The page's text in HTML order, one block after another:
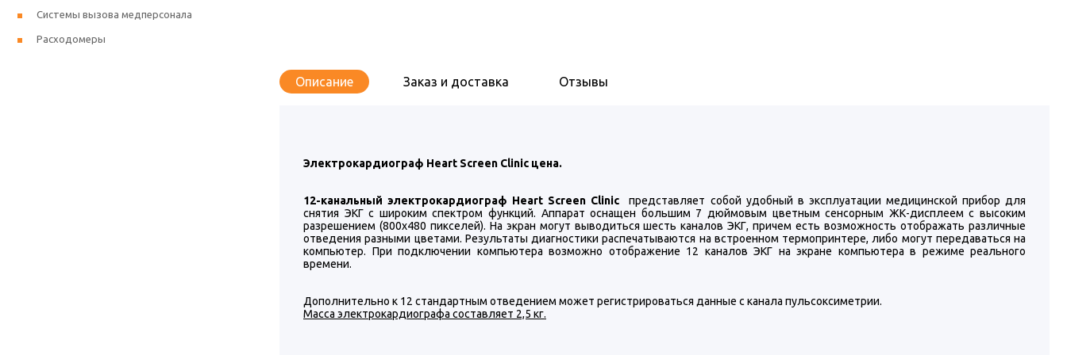
Описание Заказ и доставка Отзывы
Электрокардиограф Heart Screen Clinic цена.
12-канальный электрокардиограф Heart Screen Clinic представляет собой удобный в эксплуатации медицинской прибор для
снятия ЭКГ с широким спектром функций. Аппарат оснащен большим 7 дюймовым цветным сенсорным ЖК-дисплеем с высоким
разрешением (800х480 пикселей). На экран могут выводиться шесть каналов ЭКГ, причем есть возможность отображать различные
отведения разными цветами. Результаты диагностики распечатываются на встроенном термопринтере, либо могут передаваться на
компьютер. При подключении компьютера возможно отображение 12 каналов ЭКГ на экране компьютера в режиме реального
времени.
Дополнительно к 12 стандартным отведением может регистрироваться данные с канала пульсоксиметрии.
Масса электрокардиографа составляет 2,5 кг.
Системы вызова медперсонала
Расходомеры